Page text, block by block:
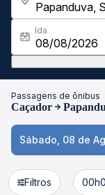
Ida
Passagens de ônibus
Caçador
Sábado, 08 de
Filtros